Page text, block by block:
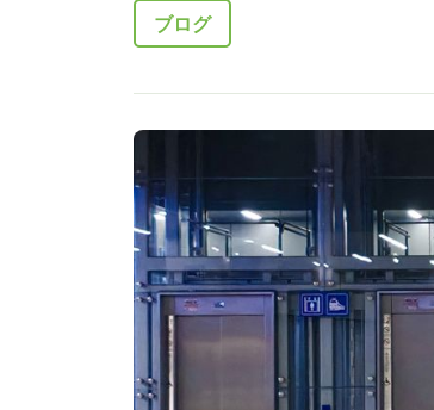
ブログ